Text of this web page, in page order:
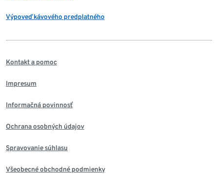
Výpoveď kávového predplatného
Kontakt a pomoc
Impresum
Informačná povinnosť
Ochrana osobných údajov
Spravovanie súhlasu
Všeobecné obchodné podmienky